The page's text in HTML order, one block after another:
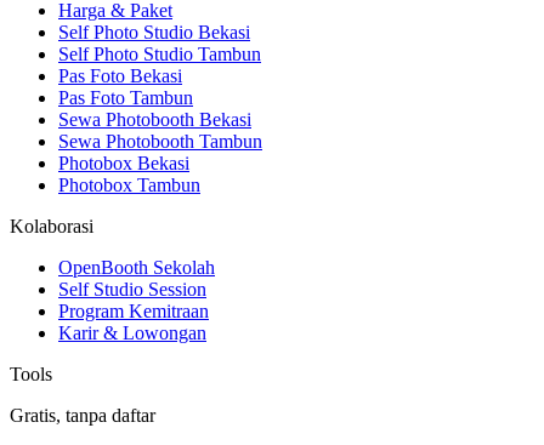
Harga & Paket
Self Photo Studio Bekasi
Self Photo Studio Tambun
Pas Foto Bekasi
Pas Foto Tambun
Sewa Photobooth Bekasi
Sewa Photobooth Tambun
Photobox Bekasi
Photobox Tambun
Kolaborasi
OpenBooth Sekolah
Self Studio Session
Program Kemitraan
Karir & Lowongan
Tools
Gratis, tanpa daftar